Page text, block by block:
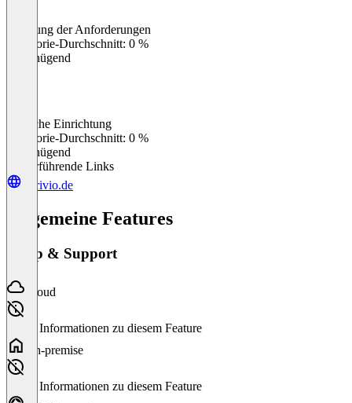
Erfüllung der Anforderungen
Kategorie-Durchschnitt: 0 %
Ungenügend
Einfache Einrichtung
Kategorie-Durchschnitt: 0 %
Ungenügend
Weiterführende Links
florivio.de
Allgemeine Features
Setup & Support
Cloud
Keine Informationen zu diesem Feature
On-premise
Keine Informationen zu diesem Feature